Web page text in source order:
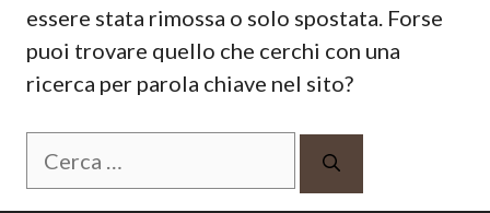
essere stata rimossa o solo spostata. Forse
puoi trovare quello che cerchi con una
ricerca per parola chiave nel sito?
Ricerca